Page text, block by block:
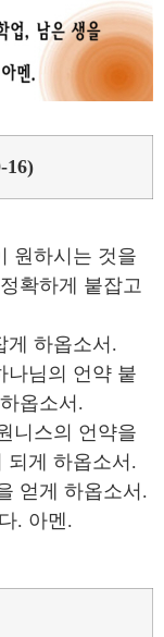
16)
원하시는 것을
확하게 붙잡고
게 하옵소서.
나님의 언약 붙
옵소서.
니스의 언약을
되게 하옵소서.
얻게 하옵소서.
. 아멘.